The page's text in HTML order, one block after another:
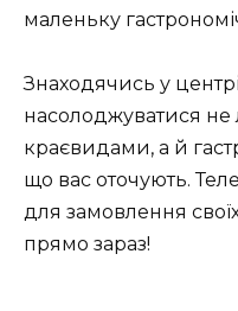
маленьку
Знаходячись у
насолоджуватися
краєвидами, а й
що вас оточують.
для замовлення
прямо зараз!